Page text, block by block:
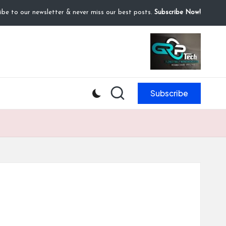
to our newsletter & never miss our best posts. Subscribe Now!
Subscribe